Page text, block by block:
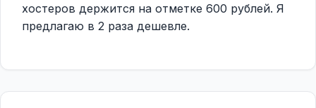
хостеров держится на отметке 600 рублей. Я
предлагаю в 2 раза дешевле.